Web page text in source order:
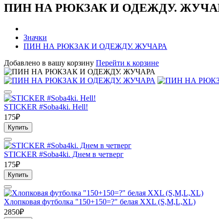
ПИН НА РЮКЗАК И ОДЕЖДУ.
Значки
ПИН НА РЮКЗАК И ОДЕЖДУ. ЖУЧАРА
Добавлено в вашу корзину Перейти к корзине
STICKER #Soba4ki. Hell!
175₽
Купить
STICKER #Soba4ki. Днем в четверг
175₽
Купить
Хлопковая футболка "150+150=?" белая XXL (S,M,L,ХL)
2850₽